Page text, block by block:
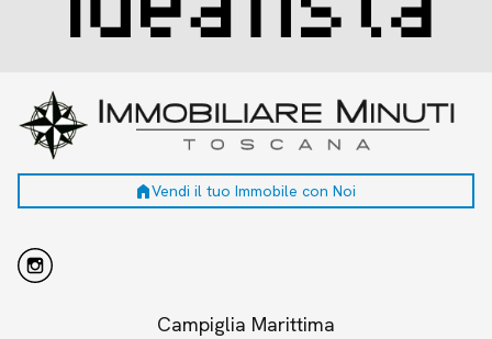
homeVendi il tuo Immobile con Noi
Campiglia Marittima